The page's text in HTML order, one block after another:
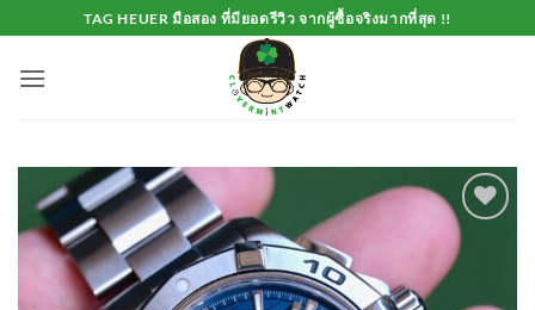
to
content
TAG HEUER มือสอง ที่มียอดรีวิว จากผู้ซื้อจริงมากที่สุด !!
Add to
Wishlist